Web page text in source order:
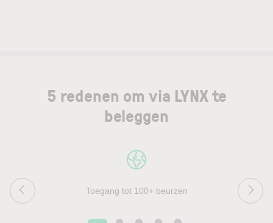
5 redenen om via LYNX te
beleggen
Toegang tot 100+ beurzen